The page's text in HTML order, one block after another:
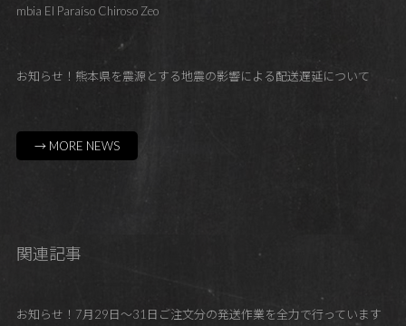
mbia El Paraíso Chiroso Zeo
お知らせ！熊本県を震源とする地震の影響による配送遅延について
→ MORE NEWS
関連記事
お知らせ！7月29日～31日ご注文分の発送作業を全力で行っています